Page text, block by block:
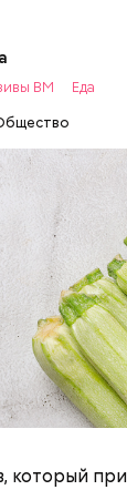
ВМ
Еда
который
РЕЦЕПТЫ
людям: